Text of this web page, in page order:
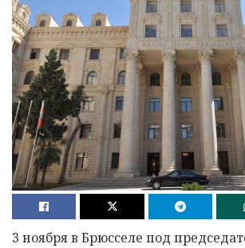
3 ноября в Брюсселе под